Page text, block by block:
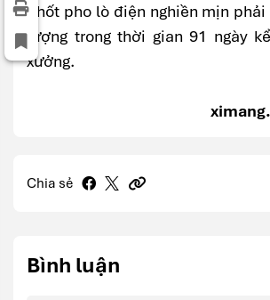
phốt pho lò điện nghiền mịn
lượng trong thời gian 91 ngày
xưởng.
Chia sẻ
Bình luận